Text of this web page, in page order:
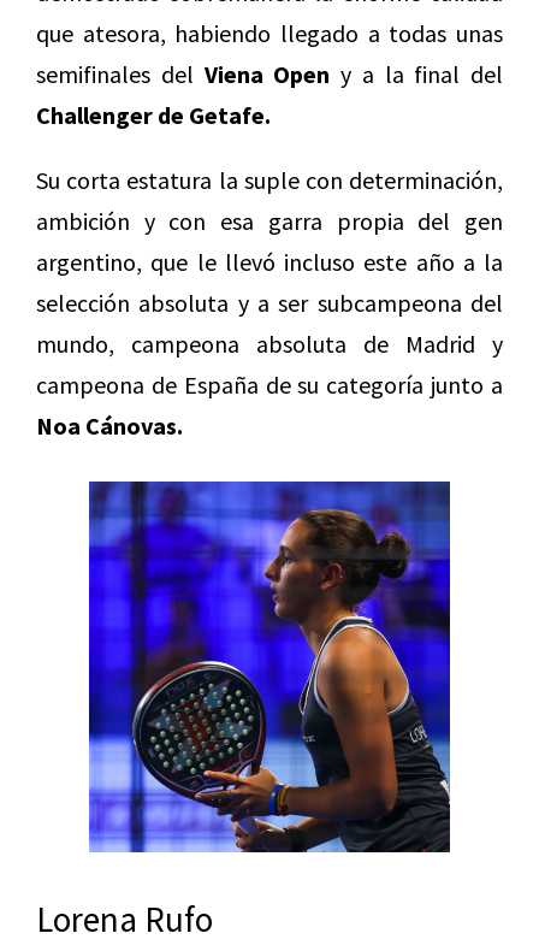
que atesora, habiendo llegado a todas unas
semifinales del Viena Open y a la final del
Challenger de Getafe.
Su corta estatura la suple con determinación,
ambición y con esa garra propia del gen
argentino, que le llevó incluso este año a la
selección absoluta y a ser subcampeona del
mundo, campeona absoluta de Madrid y
campeona de España de su categoría junto a
Noa Cánovas.
Lorena Rufo